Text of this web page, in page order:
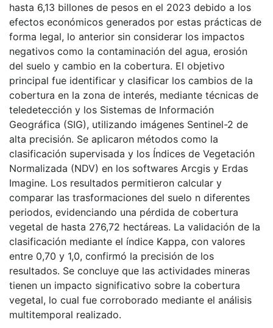
hasta 6,13 billones de pesos en el 2023 debido a los
efectos económicos generados por estas prácticas de
forma legal, lo anterior sin considerar los impactos
negativos como la contaminación del agua, erosión
del suelo y cambio en la cobertura. El objetivo
principal fue identificar y clasificar los cambios de la
cobertura en la zona de interés, mediante técnicas de
teledetección y los Sistemas de Información
Geográfica (SIG), utilizando imágenes Sentinel-2 de
alta precisión. Se aplicaron métodos como la
clasificación supervisada y los Índices de Vegetación
Normalizada (NDV) en los softwares Arcgis y Erdas
Imagine. Los resultados permitieron calcular y
comparar las trasformaciones del suelo n diferentes
periodos, evidenciando una pérdida de cobertura
vegetal de hasta 276,72 hectáreas. La validación de la
clasificación mediante el índice Kappa, con valores
entre 0,70 y 1,0, confirmó la precisión de los
resultados. Se concluye que las actividades mineras
tienen un impacto significativo sobre la cobertura
vegetal, lo cual fue corroborado mediante el análisis
multitemporal realizado.